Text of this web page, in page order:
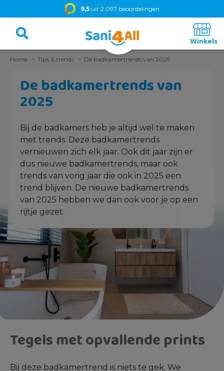
9,5 uit 2.097 beoordelingen
Home Tips & trends De badkamertrends van 2025
De badkamertrends van
2025
Bij de badkamers heb je altijd wel te maken
met trends. Deze badkamertrends
vernieuwen zich elk jaar. Ook dit jaar zijn er
dus nieuwe badkamertrends, maar ook
trends van vorig jaar die ook in 2025 een
trend blijven. De nieuwe badkamertrends
van 2025 hebben we dan ook voor je op een
rijtje gezet.
Tegels met opvallende prints
Bij deze badkamertrend is niets te gek. We